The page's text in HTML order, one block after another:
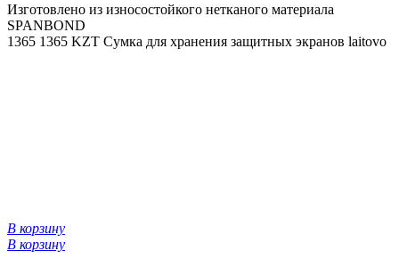
Изготовлено из износостойкого нетканого материала
SPANBOND
1365 1365 KZT Сумка для хранения защитных экранов laitovo
В корзину
В корзину